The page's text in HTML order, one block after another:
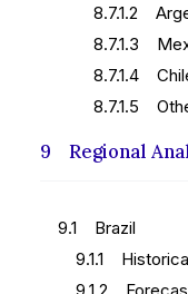
8.7.1.2
8.7.1.3
8.7.1.4
8.7.1.5
9 Regional
9.1 Brazil
9.1.1 Historical